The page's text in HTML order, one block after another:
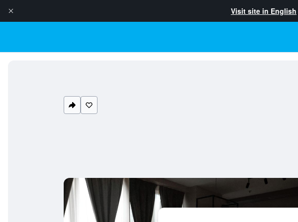
Visit site in English